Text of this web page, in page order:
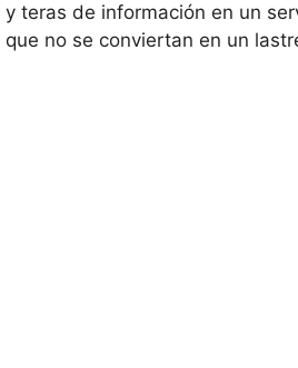
teras de información en un
que no se conviertan en un